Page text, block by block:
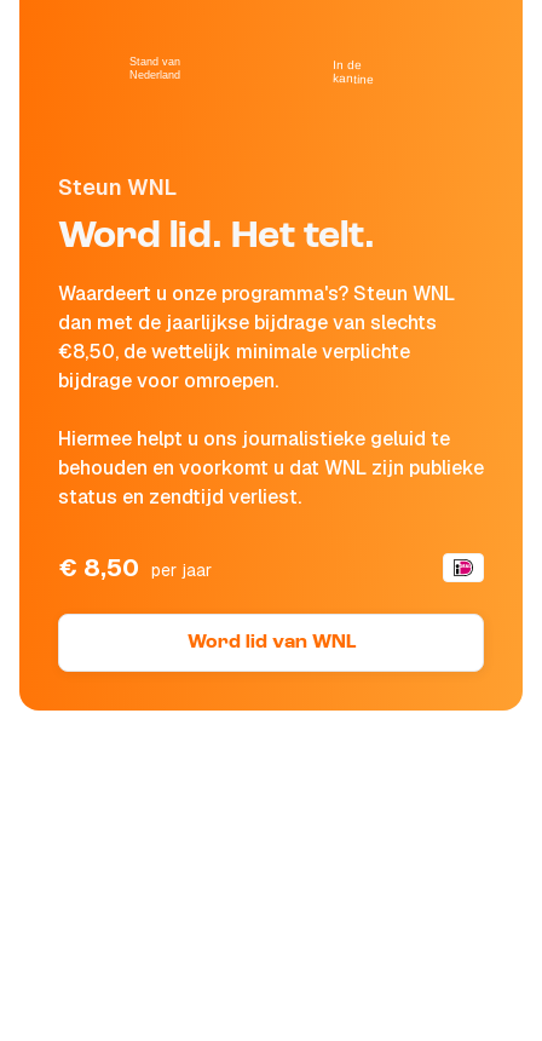
Steun WNL
Word lid. Het telt.
Waardeert u onze programma's? Steun WNL
dan met de jaarlijkse bijdrage van slechts
€8,50, de wettelijk minimale verplichte
bijdrage voor omroepen.
Hiermee helpt u ons journalistieke geluid te
behouden en voorkomt u dat WNL zijn publieke
status en zendtijd verliest.
€ 8,50 per jaar
Word lid van WNL
Stand van
Nederland
In de
kantine